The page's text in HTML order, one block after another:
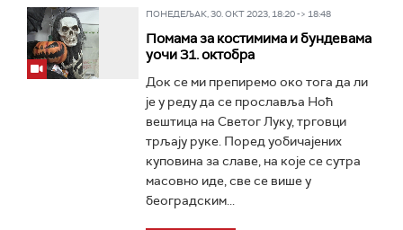
ПОНЕДЕЉАК, 30. ОКТ 2023, 18:20 -> 18:48
Помама за костимима и бундевама
уочи 31. октобра
Док се ми препиремо око тога да ли
је у реду да се прославља Ноћ
вештица на Светог Луку, трговци
трљају руке. Поред уобичајених
куповина за славе, на које се сутра
масовно иде, све се више у
београдским...